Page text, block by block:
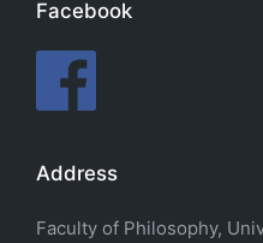
Facebook
Address
Faculty of Philosophy,